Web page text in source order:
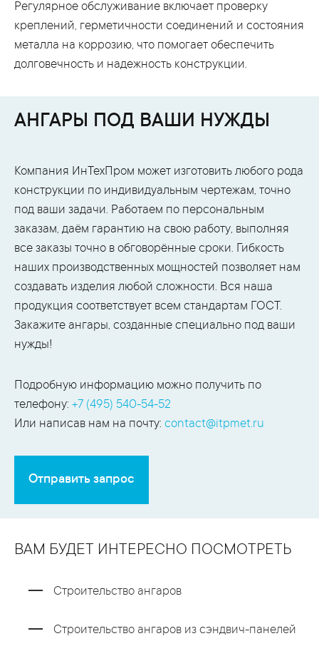
Регулярное обслуживание включает проверку
креплений, герметичности соединений и состояния
металла на коррозию, что помогает обеспечить
долговечность и надежность конструкции.
АНГАРЫ ПОД ВАШИ НУЖДЫ
Компания ИнТехПром может изготовить любого рода
конструкции по индивидуальным чертежам, точно
под ваши задачи. Работаем по персональным
заказам, даём гарантию на свою работу, выполняя
все заказы точно в обговорённые сроки. Гибкость
наших производственных мощностей позволяет нам
создавать изделия любой сложности. Вся наша
продукция соответствует всем стандартам ГОСТ.
Закажите ангары, созданные специально под ваши
нужды!
Подробную информацию можно получить по
телефону: +7 (495) 540-54-52
Или написав нам на почту: contact@itpmet.ru
Отправить запрос
ВАМ БУДЕТ ИНТЕРЕСНО ПОСМОТРЕТЬ
Строительство ангаров
Строительство ангаров из сэндвич-панелей